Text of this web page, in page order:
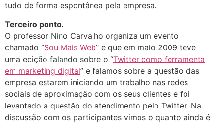
tudo de forma espontânea pela empresa.
Terceiro ponto.
O professor Nino Carvalho organiza um evento
chamado “Sou Mais Web” e que em maio 2009 teve
uma edição falando sobre o “Twitter como ferramenta
em marketing digital” e falamos sobre a questão das
empresa estarem iniciando um trabalho nas redes
sociais de aproximação com os seus clientes e foi
levantado a questão do atendimento pelo Twitter. Na
discussão com os participantes vimos o quanto ainda é